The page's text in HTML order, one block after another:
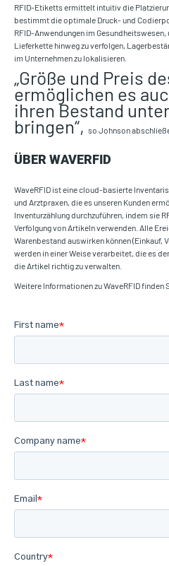
RFID-Etiketts ermittelt intuitiv die
bestimmt die optimale Druck- und
RFID-Anwendungen im
Lieferkette hinweg zu verfolgen,
im Unternehmen zu lokalisieren.
„Größe und Preis
ermöglichen es
ihren Bestand
bringen“, so Johnson
ÜBER WAVERFID
WaveRFID ist eine cloud-basierte
und Arztpraxen, die es unseren Kunden
Inventurzählung durchzuführen, indem sie
Verfolgung von Artikeln verwenden. Alle
Warenbestand auswirken können (Einkauf,
werden in einer Weise verarbeitet, die es
die Artikel richtig zu verwalten.
Weitere Informationen zu WaveRFID finden